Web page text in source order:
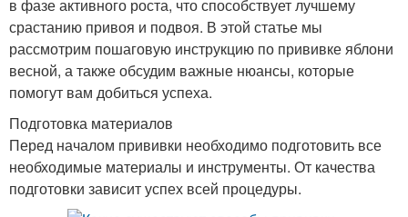
в фазе активного роста, что способствует лучшему
срастанию привоя и подвоя. В этой статье мы
рассмотрим пошаговую инструкцию по прививке яблони
весной, а также обсудим важные нюансы, которые
помогут вам добиться успеха.
Подготовка материалов
Перед началом прививки необходимо подготовить все
необходимые материалы и инструменты. От качества
подготовки зависит успех всей процедуры.